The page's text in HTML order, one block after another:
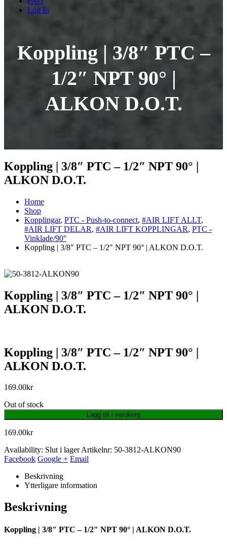
Log In
Koppling | 3/8″ PTC –
1/2″ NPT 90° |
ALKON D.O.T.
Koppling | 3/8″ PTC – 1/2″ NPT 90° |
ALKON D.O.T.
Home
Shop
Kopplingar, PTC - Push-to-connect, #AIR LIFT ALLT,
#AIR LIFT DELAR, #AIR LIFT KOPPLINGAR, PTC -
Vinklade/90°
Koppling | 3/8″ PTC – 1/2″ NPT 90° | ALKON D.O.T.
Koppling | 3/8″ PTC – 1/2″ NPT 90° |
ALKON D.O.T.
Koppling | 3/8″ PTC – 1/2″ NPT 90° |
ALKON D.O.T.
169.00kr
Out of stock
Lägg till i varukorg
169.00kr
Availability: Slut i lagerArtikelnr: 50-3812-ALKON90
Facebook Google + Email
Beskrivning
Ytterligare information
Beskrivning
Koppling | 3/8″ PTC – 1/2″ NPT 90° | ALKON D.O.T.